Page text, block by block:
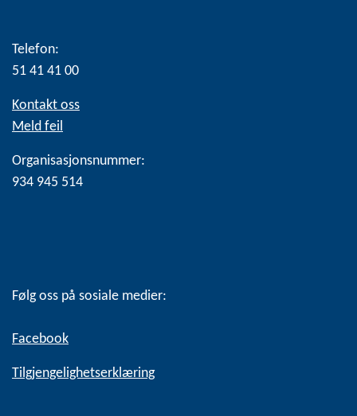
Telefon:
51 41 41 00
Kontakt oss
Meld feil
Organisasjonsnummer:
934 945 514
Følg oss på sosiale medier:
Facebook
Tilgjengelighetserklæring